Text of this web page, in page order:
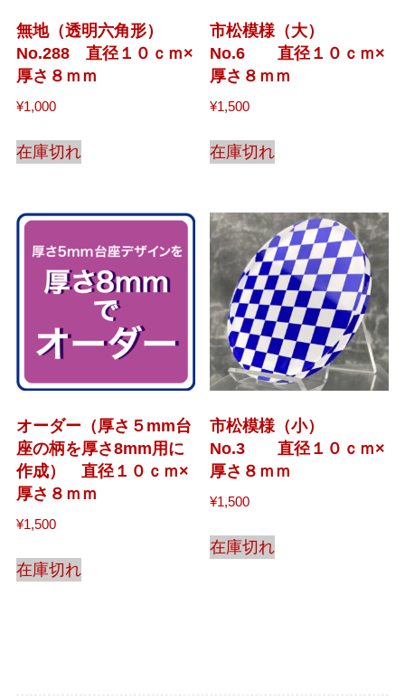
無地（透明六角形）
No.288 直径１０ｃｍ×
厚さ８ｍｍ
¥1,000
在庫切れ
市松模様（大）
No.6 直径１０ｃｍ×
厚さ８ｍｍ
¥1,500
在庫切れ
オーダー（厚さ５mm台
座の柄を厚さ8mm用に
作成） 直径１０ｃｍ×
厚さ８ｍｍ
¥1,500
在庫切れ
市松模様（小）
No.3 直径１０ｃｍ×
厚さ８ｍｍ
¥1,500
在庫切れ